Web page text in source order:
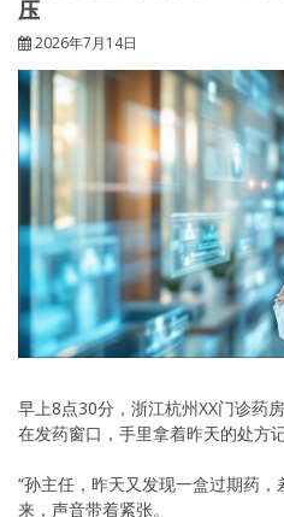
压
2026年7月14日
早上8点30分，浙江杭州XX门诊药
在发药窗口，手里拿着昨天的处方
“孙主任，昨天又发现一盒过期药
来，声音带着紧张。